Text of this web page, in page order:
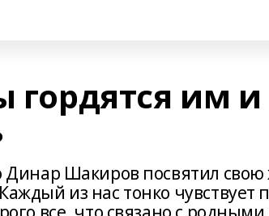
гордятся им
Шакиров посвятил свою
из нас тонко чувствует